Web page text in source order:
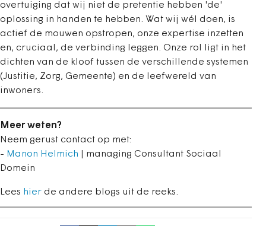
overtuiging dat wij niet de pretentie hebben 'de'
oplossing in handen te hebben. Wat wij wél doen, is
actief de mouwen opstropen, onze expertise inzetten
en, cruciaal, de verbinding leggen. Onze rol ligt in het
dichten van de kloof tussen de verschillende systemen
(Justitie, Zorg, Gemeente) en de leefwereld van
inwoners.
Meer weten?
Neem gerust contact op met:
- Manon Helmich | managing Consultant Sociaal
Domein
Lees hier de andere blogs uit de reeks.